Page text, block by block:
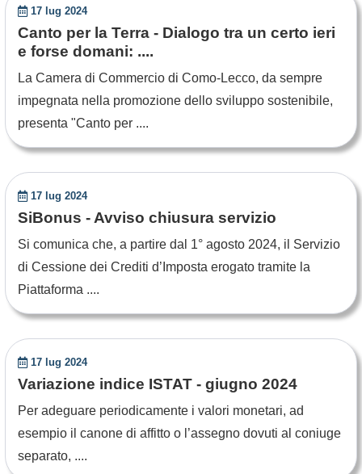
17 lug 2024
Canto per la Terra - Dialogo tra un certo ieri
e forse domani: ....
La Camera di Commercio di Como-Lecco, da sempre
impegnata nella promozione dello sviluppo sostenibile,
presenta "Canto per ....
17 lug 2024
SiBonus - Avviso chiusura servizio
Si comunica che, a partire dal 1° agosto 2024, il Servizio
di Cessione dei Crediti d’Imposta erogato tramite la
Piattaforma ....
17 lug 2024
Variazione indice ISTAT - giugno 2024
Per adeguare periodicamente i valori monetari, ad
esempio il canone di affitto o l’assegno dovuti al coniuge
separato, ....